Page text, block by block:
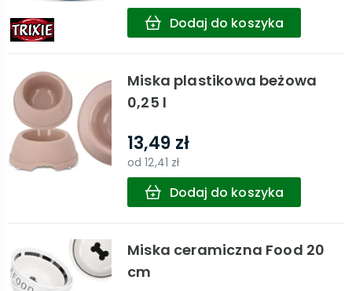
Dodaj do koszyka
Miska plastikowa beżowa
0,25 l
13,49 zł
od12,41 zł
Dodaj do koszyka
Miska ceramiczna Food 20
cm